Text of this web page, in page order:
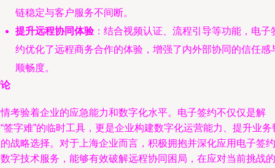
链稳定与客户服务不间断。
提升远程协同体验：结合视频认证、流程引导等功能，电子
约优化了远程商务合作的体验，增强了内外部协同的信任感
顺畅度。
考验着企业的应急能力和数字化水平。电子签约不仅仅是解
签字难”的临时工具，更是企业构建数字化运营能力、提升业务
战略选择。对于上海企业而言，积极拥抱并深化应用电子签约
字技术服务，能够有效破解远程协同困局，在应对当前挑战的